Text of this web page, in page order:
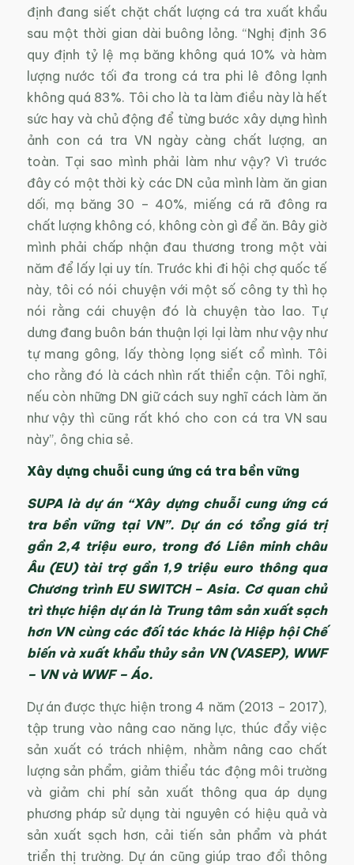
định đang siết chặt chất lượng cá tra xuất khẩu
sau một thời gian dài buông lỏng. “Nghị định 36
quy định tỷ lệ mạ băng không quá 10% và hàm
lượng nước tối đa trong cá tra phi lê đông lạnh
không quá 83%. Tôi cho là ta làm điều này là hết
sức hay và chủ động để từng bước xây dựng hình
ảnh con cá tra VN ngày càng chất lượng, an
toàn. Tại sao mình phải làm như vậy? Vì trước
đây có một thời kỳ các DN của mình làm ăn gian
dối, mạ băng 30 – 40%, miếng cá rã đông ra
chất lượng không có, không còn gì để ăn. Bây giờ
mình phải chấp nhận đau thương trong một vài
năm để lấy lại uy tín. Trước khi đi hội chợ quốc tế
này, tôi có nói chuyện với một số công ty thì họ
nói rằng cái chuyện đó là chuyện tào lao. Tự
dưng đang buôn bán thuận lợi lại làm như vậy như
tự mang gông, lấy thòng lọng siết cổ mình. Tôi
cho rằng đó là cách nhìn rất thiển cận. Tôi nghĩ,
nếu còn những DN giữ cách suy nghĩ cách làm ăn
như vậy thì cũng rất khó cho con cá tra VN sau
này”, ông chia sẻ.
Xây dựng chuỗi cung ứng cá tra bền vững
SUPA là dự án “Xây dựng chuỗi cung ứng cá
tra bền vững tại VN”. Dự án có tổng giá trị
gần 2,4 triệu euro, trong đó Liên minh châu
Âu (EU) tài trợ gần 1,9 triệu euro thông qua
Chương trình EU SWITCH – Asia. Cơ quan chủ
trì thực hiện dự án là Trung tâm sản xuất sạch
hơn VN cùng các đối tác khác là Hiệp hội Chế
biến và xuất khẩu thủy sản VN (VASEP), WWF
– VN và WWF – Áo.
Dự án được thực hiện trong 4 năm (2013 – 2017),
tập trung vào nâng cao năng lực, thúc đẩy việc
sản xuất có trách nhiệm, nhằm nâng cao chất
lượng sản phẩm, giảm thiểu tác động môi trường
và giảm chi phí sản xuất thông qua áp dụng
phương pháp sử dụng tài nguyên có hiệu quả và
sản xuất sạch hơn, cải tiến sản phẩm và phát
triển thị trường. Dự án cũng giúp trao đổi thông